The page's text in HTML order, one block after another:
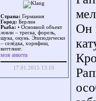
Страна: Германия
Город: Берлин
Рыба: • Основной объект
ловли – треска, форель,
щука, окунь. Эпизодически
– селёдка, хорнфиш,
виттлинг.
моя анкета
17.01.2015 13:10
Он